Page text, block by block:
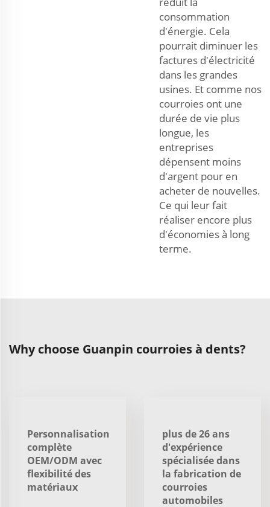
consommation
d'énergie. Cela
pourrait diminuer les
factures d'électricité
dans les grandes
usines. Et comme nos
courroies ont une
durée de vie plus
longue, les
entreprises
dépensent moins
d'argent pour en
acheter de nouvelles.
Ce qui leur fait
réaliser encore plus
d'économies à long
terme.
Why choose Guanpin courroies à dents?
Personnalisation
complète
OEM/ODM avec
flexibilité des
matériaux
plus de 26 ans
d'expérience
spécialisée dans
la fabrication de
courroies
automobiles